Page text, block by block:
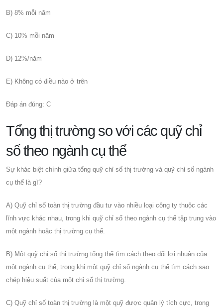
B) 8% mỗi năm
C) 10% mỗi năm
D) 12%/năm
E) Không có điều nào ở trên
Đáp án đúng: C
Tổng thị trường so với các quỹ chỉ
số theo ngành cụ thể
Sự khác biệt chính giữa tổng quỹ chỉ số thị trường và quỹ chỉ số ngành
cụ thể là gì?
A) Quỹ chỉ số toàn thị trường đầu tư vào nhiều loại công ty thuộc các
lĩnh vực khác nhau, trong khi quỹ chỉ số theo ngành cụ thể tập trung vào
một ngành hoặc thị trường cụ thể.
B) Một quỹ chỉ số thị trường tổng thể tìm cách theo dõi lợi nhuận của
một ngành cụ thể, trong khi một quỹ chỉ số ngành cụ thể tìm cách sao
chép hiệu suất của một chỉ số thị trường.
C) Quỹ chỉ số toàn thị trường là một quỹ được quản lý tích cực, trong